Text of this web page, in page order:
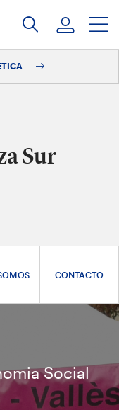
Sur
CONTACTO
Social